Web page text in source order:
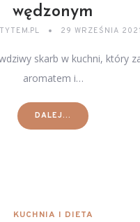
wędzonym
29 WRZEŚNIA 2021
skarb w kuchni, który
aromatem i…
DALEJ...
KUCHNIA I DIETA